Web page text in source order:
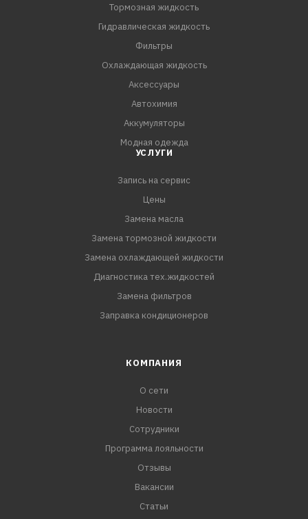
VW G-052 162, VW G US 000162
Volvo 97325/97340/CE 97340
Тормозная жидкость
Гидравлическая жидкость
Фильтры
Охлаждающая жидкость
Аксессуары
Автохимия
Аккумуляторы
Модная одежда
УСЛУГИ
Запись на сервис
Цены
Замена масла
Замена тормозной жидкости
Замена охлаждающей жидкости
Диагностика тех.жидкостей
Замена фильтров
Заправка кондиционеров
КОМПАНИЯ
О сети
Новости
Сотрудники
Программа лояльности
Отзывы
Вакансии
Статьи